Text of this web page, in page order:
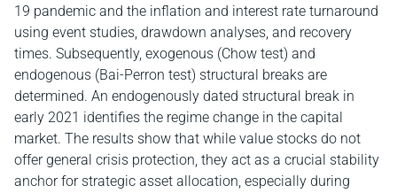
19 pandemic and the inflation and interest rate turnaround
using event studies, drawdown analyses, and recovery
times. Subsequently, exogenous (Chow test) and
endogenous (Bai-Perron test) structural breaks are
determined. An endogenously dated structural break in
early 2021 identifies the regime change in the capital
market. The results show that while value stocks do not
offer general crisis protection, they act as a crucial stability
anchor for strategic asset allocation, especially during